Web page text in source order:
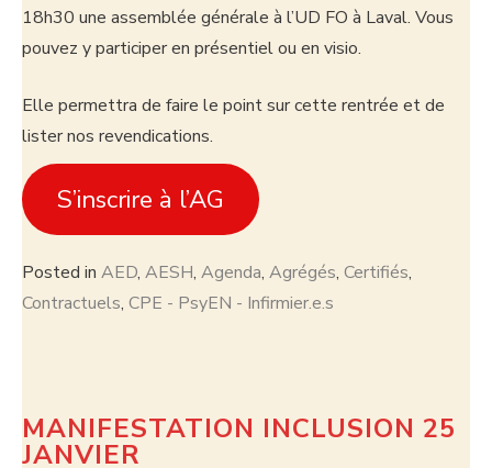
18h30 une assemblée générale à l’UD FO à Laval. Vous
pouvez y participer en présentiel ou en visio.
Elle permettra de faire le point sur cette rentrée et de
lister nos revendications.
S’inscrire à l’AG
Posted in AED, AESH, Agenda, Agrégés, Certifiés,
Contractuels, CPE - PsyEN - Infirmier.e.s
MANIFESTATION INCLUSION 25
JANVIER